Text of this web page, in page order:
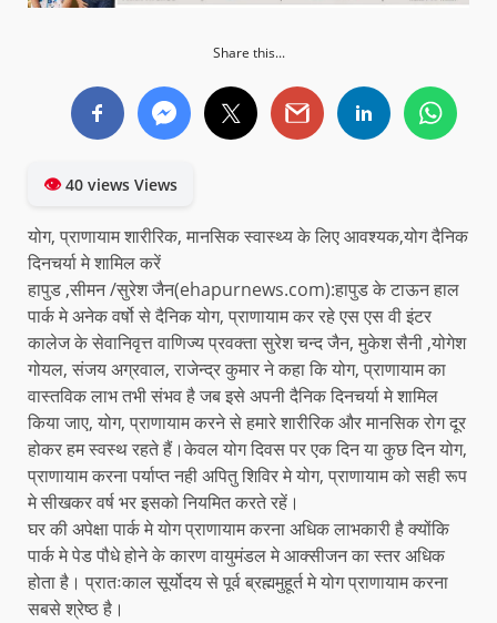
Share this...
👁40 views Views
योग, प्राणायाम शारीरिक, मानसिक स्वास्थ्य के लिए आवश्यक,योग दैनिक
दिनचर्या मे शामिल करें
हापुड ,सीमन /सुरेश जैन(ehapurnews.com):हापुड के टाऊन हाल
पार्क मे अनेक वर्षो से दैनिक योग, प्राणायाम कर रहे एस एस वी इंटर
कालेज के सेवानिवृत्त वाणिज्य प्रवक्ता सुरेश चन्द जैन, मुकेश सैनी ,योगेश
गोयल, संजय अग्रवाल, राजेन्द्र कुमार ने कहा कि योग, प्राणायाम का
वास्तविक लाभ तभी संभव है जब इसे अपनी दैनिक दिनचर्या मे शामिल
किया जाए, योग, प्राणायाम करने से हमारे शारीरिक और मानसिक रोग दूर
होकर हम स्वस्थ रहते हैं।केवल योग दिवस पर एक दिन या कुछ दिन योग,
प्राणायाम करना पर्याप्त नही अपितु शिविर मे योग, प्राणायाम को सही रूप
मे सीखकर वर्ष भर इसको नियमित करते रहें।
घर की अपेक्षा पार्क मे योग प्राणायाम करना अधिक लाभकारी है क्योंकि
पार्क मे पेड पौधे होने के कारण वायुमंडल मे आक्सीजन का स्तर अधिक
होता है। प्रातःकाल सूर्योदय से पूर्व ब्रह्ममुहूर्त मे योग प्राणायाम करना
सबसे श्रेष्ठ है।